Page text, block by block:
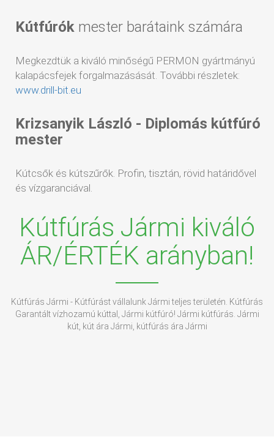
Kútfúrók mester barátaink számára
Megkezdtük a kiváló minőségű PERMON gyártmányú
kalapácsfejek forgalmazásását. További részletek:
www.drill-bit.eu
Krizsanyik László - Diplomás kútfúró
mester
Kútcsők és kútszűrők. Profin, tisztán, rövid határidővel
és vízgaranciával.
Kútfúrás Jármi kiváló
ÁR/ÉRTÉK arányban!
Kútfúrás Jármi - Kútfúrást vállalunk Jármi teljes területén. Kútfúrás
Garantált vízhozamú kúttal, Jármi kútfúró! Jármi kútfúrás. Jármi
kút, kút ára Jármi, kútfúrás ára Jármi